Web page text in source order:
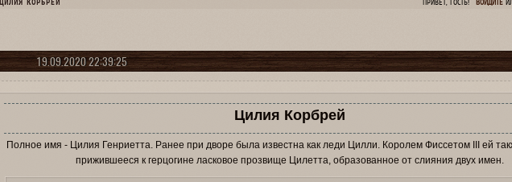
ПРИВЕТ, ГОСТЬ! ВОЙДИТЕ
ЦИЛИЯ КОРБРЕЙ
19.09.2020 22:39:25
Цилия Корбрей
Полное имя - Цилия Генриетта. Ранее при дворе была известна как леди Цилли. Королем Фиссетом III ей
прижившееся к герцогине ласковое прозвище Цилетта, образованное от слияния двух имен.